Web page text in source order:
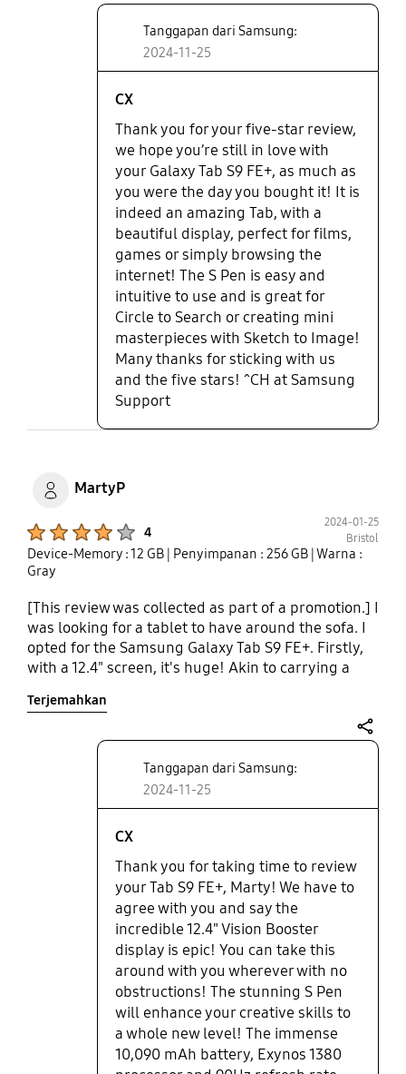
tablet screen. Camera quality is excellent for a
tablet, I use it a lot to take and upload photos to
social media and selling platforms. It comes with a
free S pen so don’t have to pay extra for it like with
competitors . The tablet case feels durable and
looks sleek. I definitely will be sticking with
Samsung in the future.
share
Tanggapan dari Samsung:
2024-11-25
CX
Thank you for your five-star review,
we hope you’re still in love with
your Galaxy Tab S9 FE+, as much as
you were the day you bought it! It is
indeed an amazing Tab, with a
beautiful display, perfect for films,
games or simply browsing the
internet! The S Pen is easy and
intuitive to use and is great for
Circle to Search or creating mini
masterpieces with Sketch to Image!
Many thanks for sticking with us
and the five stars! ^CH at Samsung
Support
MartyP
4
2024-01-25
Bristol
Device-Memory : 12 GB | Penyimpanan : 256 GB | Warna :
Gray
[This review was collected as part of a promotion.] I
was looking for a tablet to have around the sofa. I
opted for the Samsung Galaxy Tab S9 FE+. Firstly,
with a 12.4" screen, it's huge! Akin to carrying a
crisp screen real estate and reasonable sound to
play with. Just be warned, that - with the sizeable
battery, too - it has real heft to it. So far it's been
great though. Researching from the sofa has never
looked so good. The device is slick and looks and
feels really premium. The inclusion of the S Pen is
great too. Precision and speed. I'll update when I
have more. But, for now, I'm very please indeed.
Terjemahkan
share
Tanggapan dari Samsung:
2024-11-25
CX
Thank you for taking time to review
your Tab S9 FE+, Marty! We have to
agree with you and say the
incredible 12.4" Vision Booster
display is epic! You can take this
around with you wherever with no
obstructions! The stunning S Pen
will enhance your creative skills to
a whole new level! The immense
10,090 mAh battery, Exynos 1380